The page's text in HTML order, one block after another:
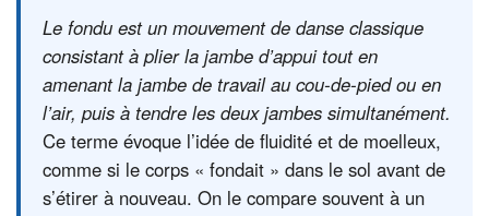
Le fondu est un mouvement de danse classique
consistant à plier la jambe d’appui tout en
amenant la jambe de travail au cou-de-pied ou en
l’air, puis à tendre les deux jambes simultanément.
Ce terme évoque l’idée de fluidité et de moelleux,
comme si le corps « fondait » dans le sol avant de
s’étirer à nouveau. On le compare souvent à un